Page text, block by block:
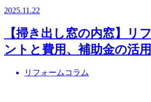
2025.11.22
【掃き出し窓の内窓】リ
ントと費用、補助金の活
リフォームコラム